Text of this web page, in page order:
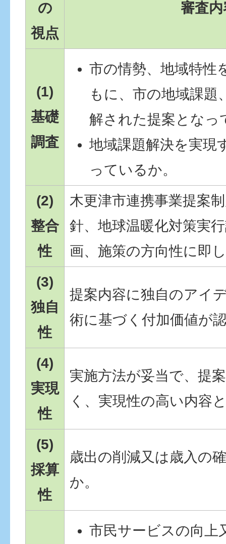
の
視点
審査内
(1)
基礎
調査
市の情勢、地域特性
もに、市の地域課題
解された提案となっ
地域課題解決を実現
っているか。
(2)
整合
性
木更津市連携事業提案
針、地球温暖化対策実
画、施策の方向性に即
(3)
独自
性
提案内容に独自のアイ
術に基づく付加価値が
(4)
実現
性
実施方法が妥当で、提
く、実現性の高い内容
(5)
採算
性
歳出の削減又は歳入の
か。
市民サービスの向上